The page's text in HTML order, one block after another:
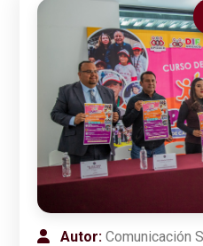
Autor:Comunicación